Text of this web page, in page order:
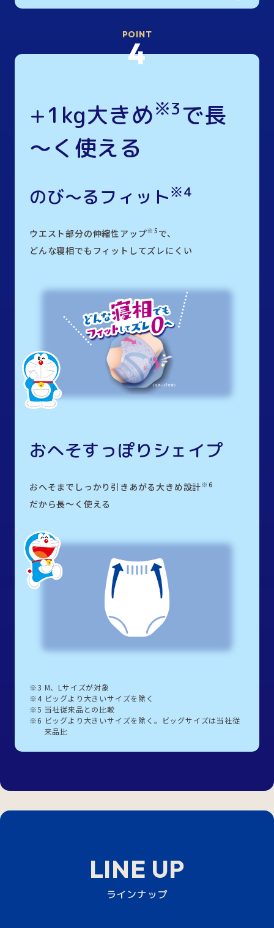
POINT
4
+1kg大きめ※3で長
～く使える
のび～るフィット※4
ウエスト部分の伸縮性アップ※5 で、
どんな寝相でもフィットしてズレにくい
おへそすっぽりシェイプ
おへそまでしっかり引きあがる大きめ設計※6
だから長～く使える
※3 M、Lサイズが対象
※4 ビッグより大きいサイズを除く
※5 当社従来品との比較
※6 ビッグより大きいサイズを除く。ビッグサイズは当社従
来品比
LINE UP
ラインナップ